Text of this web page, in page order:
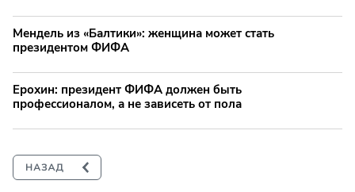
Мендель из «Балтики»: женщина может стать
президентом ФИФА
Ерохин: президент ФИФА должен быть
профессионалом, а не зависеть от пола